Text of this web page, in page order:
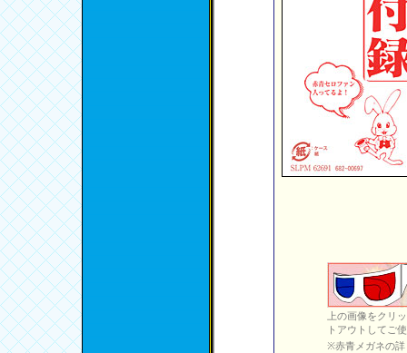
上の画像をクリ
トアウトしてご
※赤青メガネの詳